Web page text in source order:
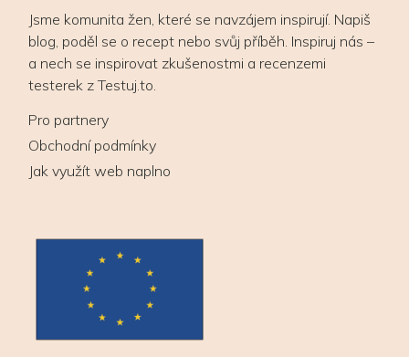
Jsme komunita žen, které se navzájem inspirují. Napiš
blog, poděl se o recept nebo svůj příběh. Inspiruj nás –
a nech se inspirovat zkušenostmi a recenzemi
testerek z Testuj.to.
Pro partnery
Obchodní podmínky
Jak využít web naplno